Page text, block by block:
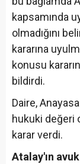
kapsamında
olmadığını
kararına
konusu kararın
bildirdi.
Daire,
hukuki değeri
karar verdi.
Atalay'ın